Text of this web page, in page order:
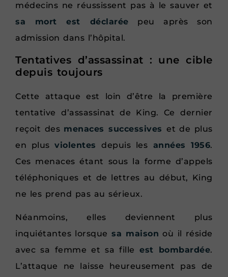
médecins ne réussissent pas à le sauver et
sa mort est déclarée peu après son
admission dans l’hôpital.
Tentatives d’assassinat : une cible
depuis toujours
Cette attaque est loin d’être la première
tentative d’assassinat de King. Ce dernier
reçoit des menaces successiveset de plus
en plusviolentesdepuis les années 1956.
Ces menaces étant sous la forme d’appels
téléphoniques et de lettres au début, King
ne les prend pas au sérieux.
Néanmoins, elles deviennent plus
inquiétantes lorsquesa maison où il réside
avec sa femme et sa filleest bombardée.
L’attaque ne laisse heureusement pas de